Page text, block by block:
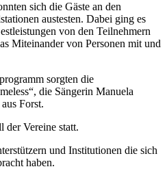
sich die Gäste an den
austesten. Dabei ging es
von den Teilnehmern
Miteinander von Personen mit und
sorgten die
die Sängerin Manuela
Forst.
der Vereine statt.
und Institutionen die sich
haben.